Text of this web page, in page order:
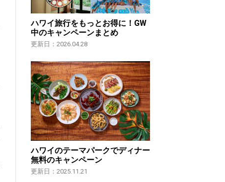
ハワイ旅行をもっとお得に！GW
中のキャンペーンまとめ
更新日：2026.04.28
ハワイのテーマパークでディナー
無料のキャンペーン
更新日：2025.11.21